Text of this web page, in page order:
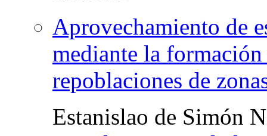
Aprovechamiento de
mediante la
repoblaciones de
Estanislao de Simón